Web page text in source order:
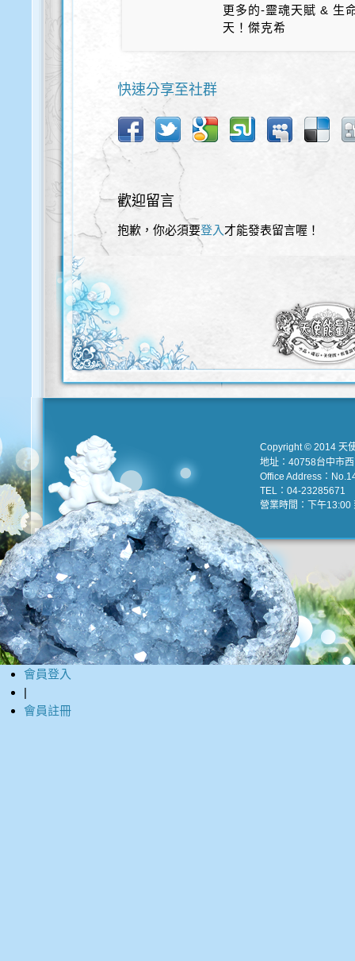
更多的-靈魂天賦 & 生
天！傑克希
快速分享至社群
歡迎留言
抱歉，你必須要登入 才能發表留言喔！
Copyright © 2014 天
地址：40758台中市
Office Address：
TEL：04-23285671
營業時間：下午13:00
會員登入
|
會員註冊